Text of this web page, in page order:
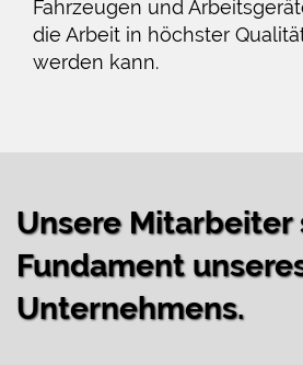
Fahrzeugen und
die Arbeit in höchster
werden kann.
Unsere Mitarbeiter
Fundament
Unternehmens.